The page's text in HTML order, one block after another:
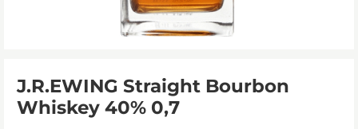
J.R.EWING Straight Bourbon
Whiskey 40% 0,7